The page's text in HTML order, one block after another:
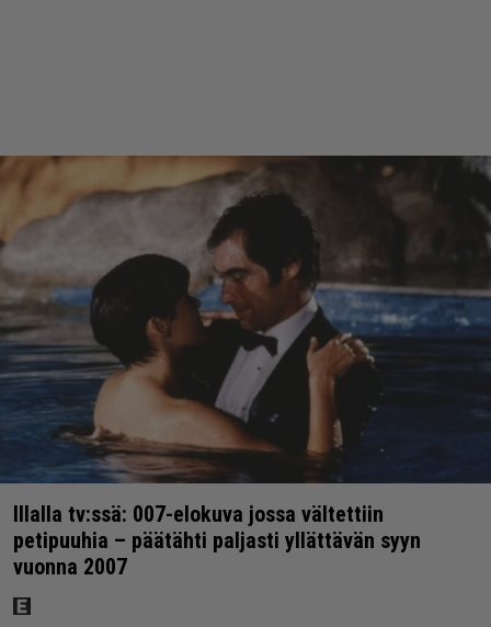
Illalla tv:ssä: 007-elokuva jossa vältettiin
petipuuhia – päätähti paljasti yllättävän syyn
vuonna 2007